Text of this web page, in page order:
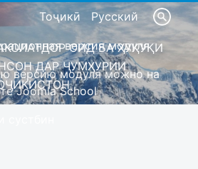
Тоҷикӣ Русский
версия модуля
версию модуля можно на
Joomla School
ОИД БА ҲУҚУҚИ
ДАР ҶУМҲУРИИ